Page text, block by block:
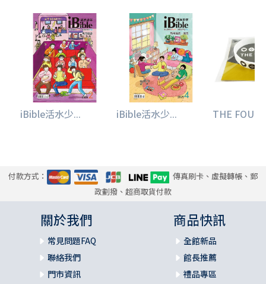
iBible活水少... iBible活水少... THE FOUR
付款方式：
傳真刷卡、虛擬轉帳、郵
政劃撥、超商取貨付款
關於我們
常見問題FAQ
聯絡我們
門市資訊
商品快訊
全館新品
館長推薦
禮品專區